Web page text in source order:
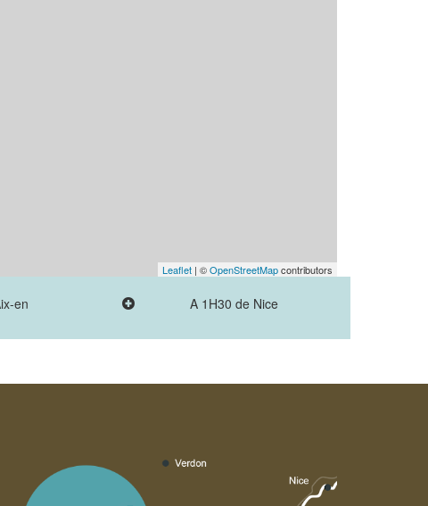
Leaflet | ©OpenStreetMapcontributors
en
A 1H30 de Nice